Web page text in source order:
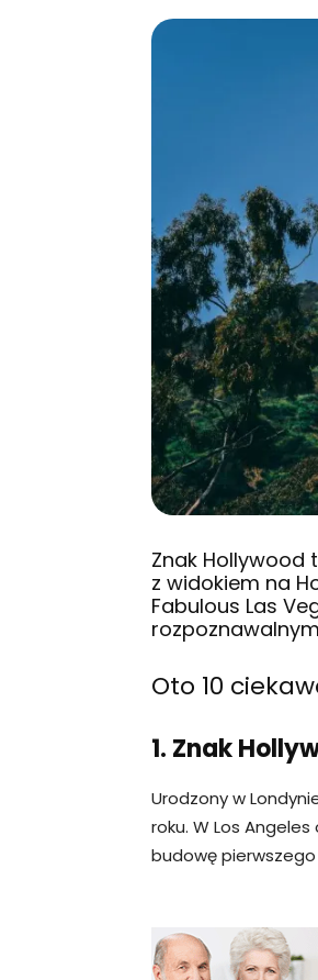
Znak Hollywood
z widokiem na
Fabulous Las
Oto 10
1. Znak
Urodzony w
roku. W Los
budowę pierwszego